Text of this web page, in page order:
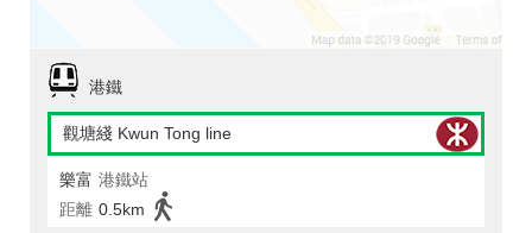
港鐵
觀塘綫 Kwun Tong line
樂富 港鐵站
距離 0.5km